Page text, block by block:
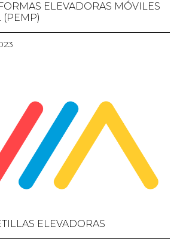
ELEVADORAS MÓVILES
(PEMP)
ELEVADORAS